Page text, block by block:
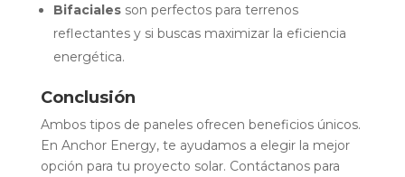
Bifacialesson perfectos para terrenos
reflectantes y si buscas maximizar la eficiencia
energética.
Conclusión
Ambos tipos de paneles ofrecen beneficios únicos.
En Anchor Energy, te ayudamos a elegir la mejor
opción para tu proyecto solar. Contáctanos para